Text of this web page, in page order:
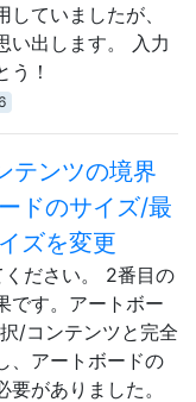
ていましたが、
い出します。 入力
う！
テンツの境界
ドのサイズ/最
ズを変更
ださい。 2番目の
です。アートボー
/コンテンツと完全
、アートボードの
がありました。